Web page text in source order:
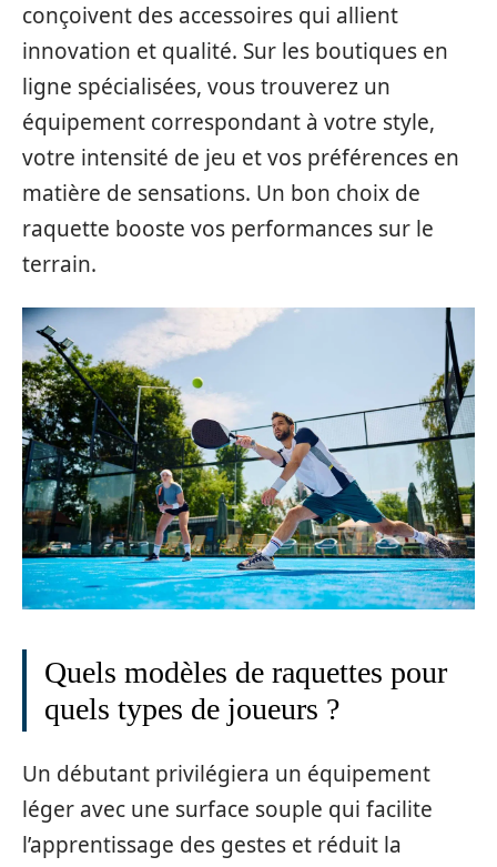
conçoivent des accessoires qui allient
innovation et qualité. Sur les boutiques en
ligne spécialisées, vous trouverez un
équipement correspondant à votre style,
votre intensité de jeu et vos préférences en
matière de sensations. Un bon choix de
raquette booste vos performances sur le
terrain.
Quels modèles de raquettes pour
quels types de joueurs ?
Un débutant privilégiera un équipement
léger avec une surface souple qui facilite
l’apprentissage des gestes et réduit la